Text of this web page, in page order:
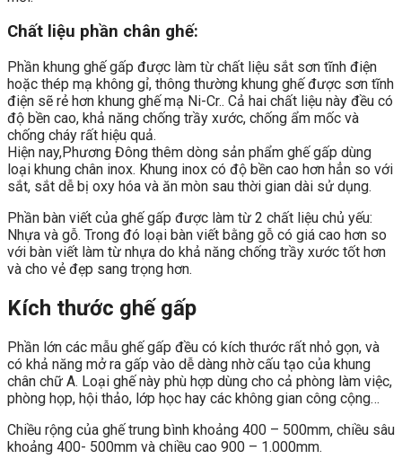
Chất liệu phần chân ghế:
Phần khung ghế gấp được làm từ chất liệu sắt sơn tĩnh điện
hoặc thép mạ không gỉ, thông thường khung ghế được sơn tĩnh
điện sẽ rẻ hơn khung ghế mạ Ni-Cr.. Cả hai chất liệu này đều có
độ bền cao, khả năng chống trầy xước, chống ẩm mốc và
chống cháy rất hiệu quả.
Hiện nay,Phương Đông thêm dòng sản phẩm ghế gấp dùng
loại khung chân inox. Khung inox có độ bền cao hơn hẳn so với
sắt, sắt dễ bị oxy hóa và ăn mòn sau thời gian dài sử dụng.
Phần bàn viết của ghế gấp được làm từ 2 chất liệu chủ yếu:
Nhựa và gỗ. Trong đó loại bàn viết bằng gỗ có giá cao hơn so
với bàn viết làm từ nhựa do khả năng chống trầy xước tốt hơn
và cho vẻ đẹp sang trọng hơn.
Kích thước ghế gấp
Phần lớn các mẫu ghế gấp đều có kích thước rất nhỏ gọn, và
có khả năng mở ra gấp vào dễ dàng nhờ cấu tạo của khung
chân chữ A. Loại ghế này phù hợp dùng cho cả phòng làm việc,
phòng họp, hội thảo, lớp học hay các không gian công cộng…
Chiều rộng của ghế trung bình khoảng 400 – 500mm, chiều sâu
khoảng 400- 500mm và chiều cao 900 – 1.000mm.